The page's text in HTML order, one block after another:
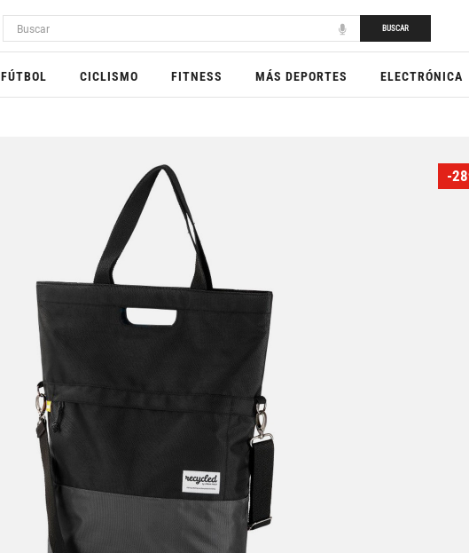
BUSCAR
FÚTBOL CICLISMO FITNESS MÁS DEPORTES ELECTRÓNICA
-28